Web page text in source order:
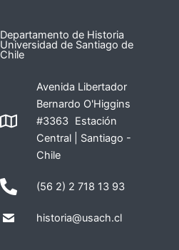
Departamento de Historia
Universidad de Santiago de
Chile
Avenida Libertador
Bernardo O'Higgins
#3363 Estación
Central | Santiago -
Chile
(56 2) 2 718 13 93
historia@usach.cl